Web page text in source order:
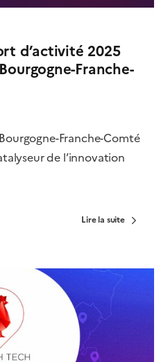
d’activité 2025
Franche-
Franche-Comté
de l’innovation
Lire la suite